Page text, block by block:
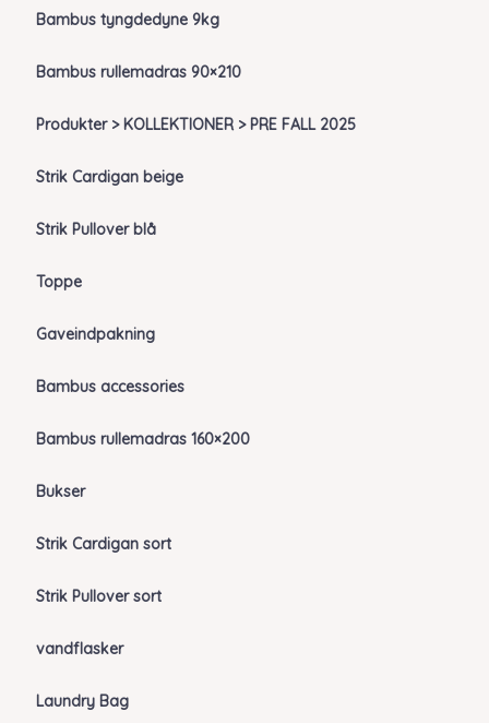
Bambus tyngdedyne 9kg
Bambus rullemadras 90×210
Produkter > KOLLEKTIONER > PRE FALL 2025
Strik Cardigan beige
Strik Pullover blå
Toppe
Gaveindpakning
Bambus accessories
Bambus rullemadras 160×200
Bukser
Strik Cardigan sort
Strik Pullover sort
vandflasker
Laundry Bag